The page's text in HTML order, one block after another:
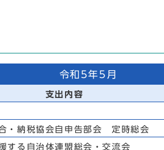
令和5年5月
支出内容
・納税協会自申告部会 定時総会
する自治体連盟総会・交流会